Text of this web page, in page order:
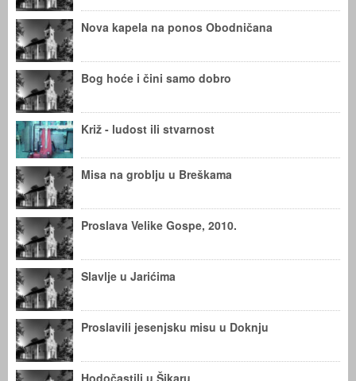
Nova kapela na ponos Obodničana
Bog hoće i čini samo dobro
Križ - ludost ili stvarnost
Misa na groblju u Breškama
Proslava Velike Gospe, 2010.
Slavlje u Jarićima
Proslavili jesenjsku misu u Doknju
Hodočastili u Šikaru